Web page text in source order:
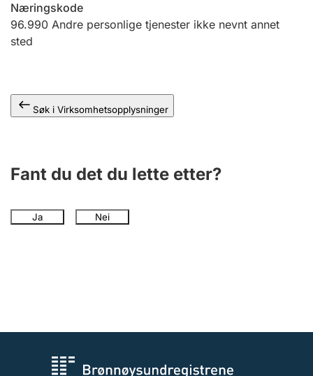
Offentlig sektor
Næringskode
96.990 Andre personlige tjenester ikke nevnt annet
sted
Søk i Virksomhetsopplysninger
Fant du det du lette etter?
Ja Nei